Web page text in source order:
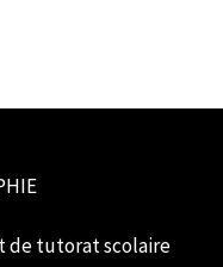
de tutorat scolaire